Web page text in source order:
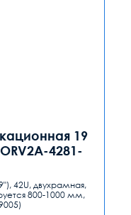
19
4281-
42U, двухрамная,
800-1000 мм,